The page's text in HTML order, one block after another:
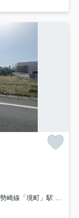
線「境町」駅 徒歩67分